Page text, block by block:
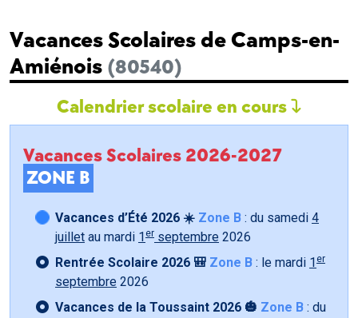
Vacances Scolaires de Camps-en-
Amiénois (80540)
Calendrier scolaire en cours
Vacances Scolaires 2026-2027
ZONE B
Vacances d’Été 2026 ☀️ Zone B : du samedi 4
juillet au mardi 1 er septembre 2026
Rentrée Scolaire 2026 🎒 Zone B : le mardi 1 er
septembre 2026
Vacances de la Toussaint 2026 🎃 Zone B : du